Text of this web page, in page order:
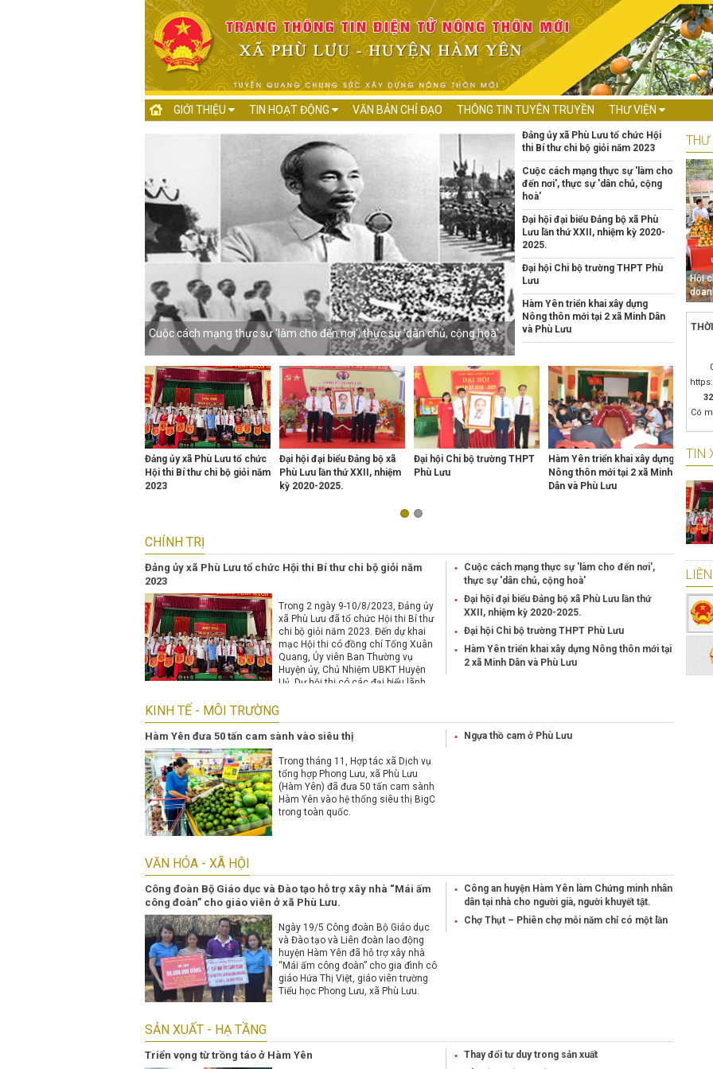
GIỚI THIỆU TIN HOẠT ĐỘNG VĂN BẢN CHỈ ĐẠO THÔNG TIN TUYÊN TRUYỀN THƯ VIỆN
Cuộc cách mạng thực sự 'làm cho đến nơi', thực sự 'dân chủ, cộng hoà' Đại hội đại biểu Đảng bộ xã Phù Lưu
Previous Next
Đảng ủy xã Phù Lưu tổ chức Hội
thi Bí thư chi bộ giỏi năm 2023
Cuộc cách mạng thực sự 'làm cho
đến nơi', thực sự 'dân chủ, cộng
hoà'
Đại hội đại biểu Đảng bộ xã Phù
Lưu lần thứ XXII, nhiệm kỳ 2020-
2025.
Đại hội Chi bộ trường THPT Phù
Lưu
Hàm Yên triển khai xây dựng
Nông thôn mới tại 2 xã Minh Dân
và Phù Lưu
Đảng ủy xã Phù Lưu tổ chức
Hội thi Bí thư chi bộ giỏi năm
2023
Đại hội đại biểu Đảng bộ xã
Phù Lưu lần thứ XXII, nhiệm
kỳ 2020-2025.
Đại hội Chi bộ trường THPT
Phù Lưu
Hàm Yên triển khai xây dựng
Nông thôn mới tại 2 xã Minh
Dân và Phù Lưu
Đồng
chính
Yên.
CHÍNH TRỊ
Đảng ủy xã Phù Lưu tổ chức Hội thi Bí thư chi bộ giỏi năm
2023
Trong 2 ngày 9-10/8/2023, Đảng ủy
xã Phù Lưu đã tổ chức Hội thi Bí thư
chi bộ giỏi năm 2023. Đến dự khai
mạc Hội thi có đồng chí Tống Xuân
Quang, Ủy viên Ban Thường vụ
Huyện ủy, Chủ Nhiệm UBKT Huyện
Uỷ. Dự hội thi có các đại biểu lãnh
các tổ chức chính trị xã hội và đông
đảo cán bộ, đảng viên và nhân dân
đến cổ vũ hội thi.
Cuộc cách mạng thực sự 'làm cho đến nơi',
thực sự 'dân chủ, cộng hoà'
Đại hội đại biểu Đảng bộ xã Phù Lưu lần thứ
XXII, nhiệm kỳ 2020-2025.
Đại hội Chi bộ trường THPT Phù Lưu
Hàm Yên triển khai xây dựng Nông thôn mới tại
2 xã Minh Dân và Phù Lưu
KINH TẾ - MÔI TRƯỜNG
Hàm Yên đưa 50 tấn cam sành vào siêu thị
Trong tháng 11, Hợp tác xã Dịch vụ
tổng hợp Phong Lưu, xã Phù Lưu
(Hàm Yên) đã đưa 50 tấn cam sành
Hàm Yên vào hệ thống siêu thị BigC
trong toàn quốc.
Ngựa thồ cam ở Phù Lưu
VĂN HÓA - XÃ HỘI
Công đoàn Bộ Giáo dục và Đào tạo hỗ trợ xây nhà “Mái ấm
công đoàn” cho giáo viên ở xã Phù Lưu.
Ngày 19/5 Công đoàn Bộ Giáo dục
và Đào tạo và Liên đoàn lao động
huyện Hàm Yên đã hỗ trợ xây nhà
“Mái ấm công đoàn” cho gia đình cô
giáo Hứa Thị Việt, giáo viên trường
Tiểu học Phong Lưu, xã Phù Lưu.
Công an huyện Hàm Yên làm Chứng minh nhân
dân tại nhà cho người già, người khuyết tật.
Chợ Thụt – Phiên chợ mỗi năm chỉ có một lần
SẢN XUẤT - HẠ TẦNG
Triển vọng từ trồng táo ở Hàm Yên
Thay đổi tư duy trong sản xuất
THƯ
Hội
Có
TIN